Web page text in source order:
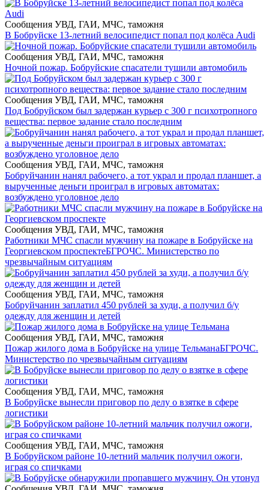
Сообщения УВД, ГАИ, МЧС, таможня
В Бобруйске 13-летний велосипедист попал под колёса Audi
Сообщения УВД, ГАИ, МЧС, таможня
Ночной пожар. Бобруйские спасатели тушили автомобиль
Сообщения УВД, ГАИ, МЧС, таможня
Под Бобруйском был задержан курьер с 300 г психотропного
вещества: первое задание стало последним
Сообщения УВД, ГАИ, МЧС, таможня
Бобруйчанин нанял рабочего, а тот украл и продал планшет, а
вырученные деньги проиграл в игровых автоматах:
возбуждено уголовное дело
Сообщения УВД, ГАИ, МЧС, таможня
Работники МЧС спасли мужчину на пожаре в Бобруйске на
Георгиевском проспектеБГРОЧС. Министерство по
чрезвычайным ситуациям
Сообщения УВД, ГАИ, МЧС, таможня
Бобруйчанин заплатил 450 рублей за худи, а получил б/у
одежду для женщин и детей
Сообщения УВД, ГАИ, МЧС, таможня
Пожар жилого дома в Бобруйске на улице ТельманаБГРОЧС.
Министерство по чрезвычайным ситуациям
Сообщения УВД, ГАИ, МЧС, таможня
В Бобруйске вынесли приговор по делу о взятке в сфере
логистики
Сообщения УВД, ГАИ, МЧС, таможня
В Бобруйском районе 10-летний мальчик получил ожоги,
играя со спичками